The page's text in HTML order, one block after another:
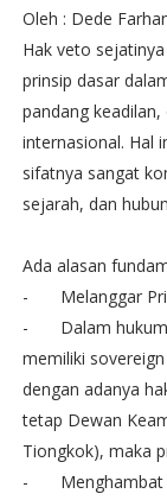
Oleh : Dede
Hak veto
prinsip dasar
pandang
internasional. Hal
sifatnya sangat
sejarah, dan
Ada alasan
-
Melanggar
-
Dalam
memiliki
dengan adanya
tetap Dewan
Tiongkok), maka
-